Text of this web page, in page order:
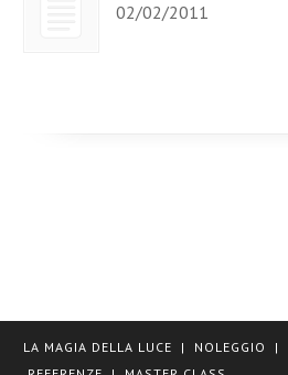
02/02/2011
LA MAGIA DELLA LUCE | NOLEGGIO |